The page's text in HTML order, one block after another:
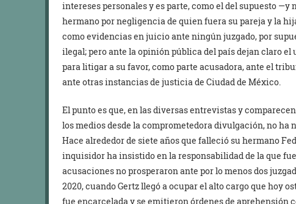
intereses personales y es parte, como el del supuesto
hermano por negligencia de quien fuera su pareja y la
como evidencias en juicio ante ningún juzgado, por
ilegal; pero ante la opinión pública del país dejan claro el
para litigar a su favor, como parte acusadora, ante el
ante otras instancias de justicia de Ciudad de México.
El punto es que, en las diversas entrevistas y
los medios desde la comprometedora divulgación, no ha
Hace alrededor de siete años que falleció su hermano
inquisidor ha insistido en la responsabilidad de la que
acusaciones no prosperaron ante por lo menos dos
2020, cuando Gertz llegó a ocupar el alto cargo que hoy
fue encarcelada y se emitieron órdenes de aprehensión